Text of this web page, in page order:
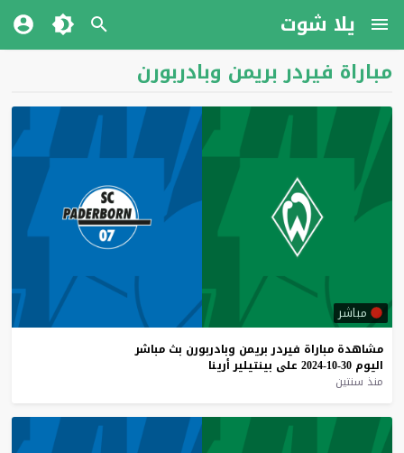
يلا شوت
مباراة فيردر بريمن وبادربورن
مباشر
مشاهدة مباراة فيردر بريمن وبادربورن بث مباشر
اليوم 30-10-2024 على بينتيلير أرينا
منذ سنتين